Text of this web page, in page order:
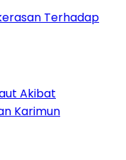
Terhadap
Akibat
Karimun